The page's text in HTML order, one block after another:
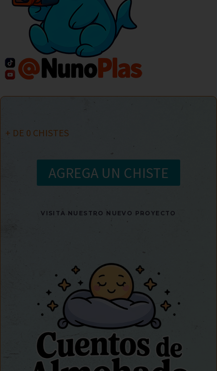
+ DE 0 CHISTES
AGREGA UN CHISTE
VISITA NUESTRO NUEVO PROYECTO